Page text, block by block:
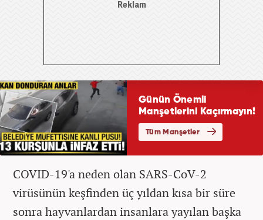
COVID-19'a neden olan SARS-CoV-2
virüsünün keşfinden üç yıldan kısa bir süre
sonra hayvanlardan insanlara yayılan başka